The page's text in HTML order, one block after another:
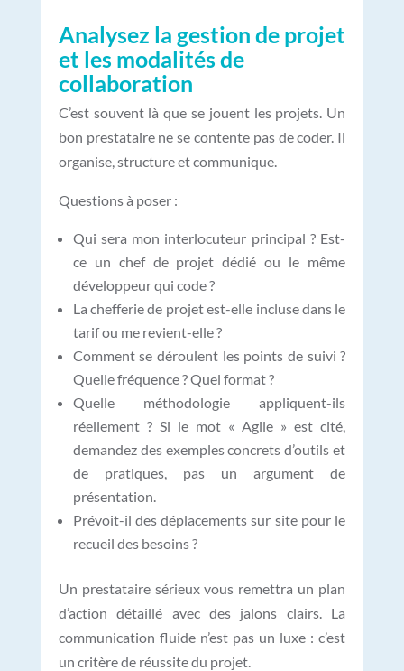
Analysez la gestion de projet
et les modalités de
collaboration
C’est souvent là que se jouent les projets. Un
bon prestataire ne se contente pas de coder. Il
organise, structure et communique.
Questions à poser :
Qui sera mon interlocuteur principal ? Est-
ce un chef de projet dédié ou le même
développeur qui code ?
La chefferie de projet est-elle incluse dans le
tarif ou me revient-elle ?
Comment se déroulent les points de suivi ?
Quelle fréquence ? Quel format ?
Quelle méthodologie appliquent-ils
réellement ? Si le mot « Agile » est cité,
demandez des exemples concrets d’outils et
de pratiques, pas un argument de
présentation.
Prévoit-il des déplacements sur site pour le
recueil des besoins ?
Un prestataire sérieux vous remettra un plan
d’action détaillé avec des jalons clairs. La
communication fluide n’est pas un luxe : c’est
un critère de réussite du projet.